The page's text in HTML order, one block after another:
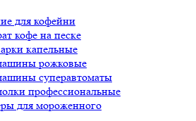
для кофейни
кофе на песке
капельные
рожковые
суперавтоматы
профессиональные
для мороженного